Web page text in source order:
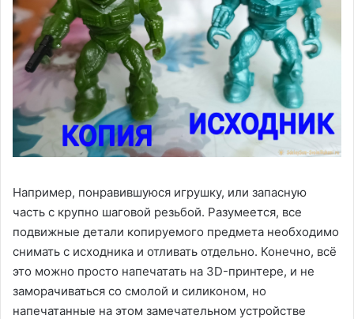
Например, понравившуюся игрушку, или запасную
часть с крупно шаговой резьбой. Разумеется, все
подвижные детали копируемого предмета необходимо
снимать с исходника и отливать отдельно. Конечно, всё
это можно просто напечатать на 3D-принтере, и не
заморачиваться со смолой и силиконом, но
напечатанные на этом замечательном устройстве